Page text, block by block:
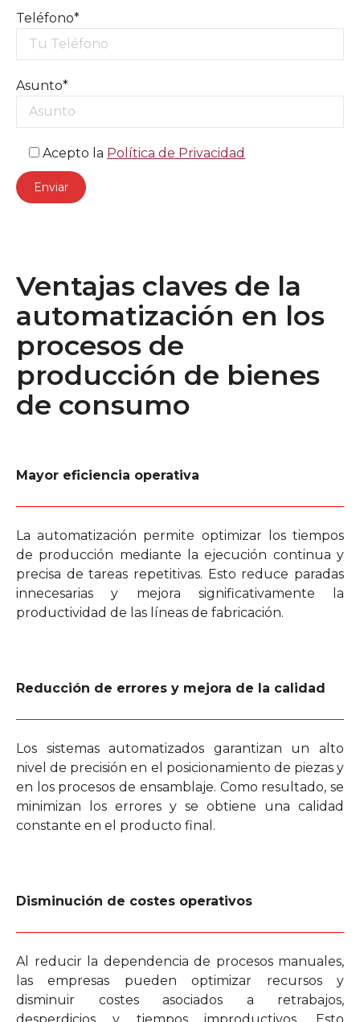
Teléfono*
Asunto*
Acepto la Política de Privacidad
Ventajas claves de la
automatización en los
procesos de
producción de bienes
de consumo
Mayor eficiencia operativa
La automatización permite optimizar los tiempos
de producción mediante la ejecución continua y
precisa de tareas repetitivas. Esto reduce paradas
innecesarias y mejora significativamente la
productividad de las líneas de fabricación.
Reducción de errores y mejora de la calidad
Los sistemas automatizados garantizan un alto
nivel de precisión en el posicionamiento de piezas y
en los procesos de ensamblaje. Como resultado, se
minimizan los errores y se obtiene una calidad
constante en el producto final.
Disminución de costes operativos
Al reducir la dependencia de procesos manuales,
las empresas pueden optimizar recursos y
disminuir costes asociados a retrabajos,